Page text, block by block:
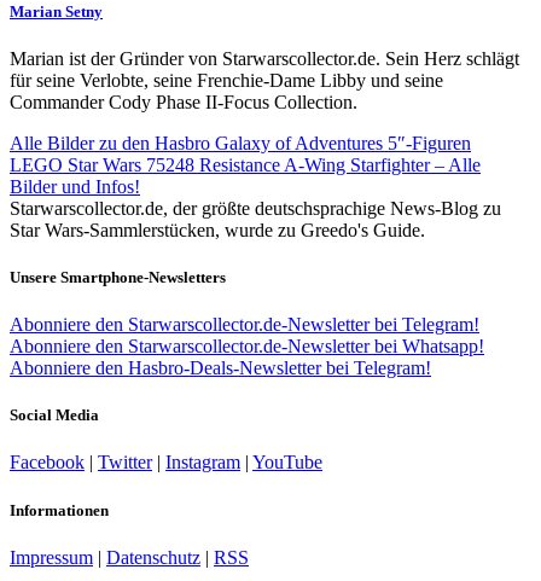
Marian Setny
Marian ist der Gründer von Starwarscollector.de. Sein Herz schlägt
für seine Verlobte, seine Frenchie-Dame Libby und seine
Commander Cody Phase II-Focus Collection.
Alle Bilder zu den Hasbro Galaxy of Adventures 5″-Figuren
LEGO Star Wars 75248 Resistance A-Wing Starfighter – Alle
Bilder und Infos!
Starwarscollector.de, der größte deutschsprachige News-Blog zu
Star Wars-Sammlerstücken, wurde zu Greedo's Guide.
Unsere Smartphone-Newsletters
Abonniere den Starwarscollector.de-Newsletter bei Telegram!
Abonniere den Starwarscollector.de-Newsletter bei Whatsapp!
Abonniere den Hasbro-Deals-Newsletter bei Telegram!
Social Media
Facebook Twitter| Instagram YouTube
Informationen
Impressum | Datenschutz | RSS